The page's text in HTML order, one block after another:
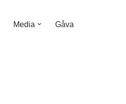
Media Gåva